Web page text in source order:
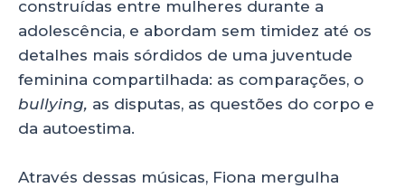
construídas entre mulheres durante a
adolescência, e abordam sem timidez até os
detalhes mais sórdidos de uma juventude
feminina compartilhada: as comparações, o
bullying, as disputas, as questões do corpo e
da autoestima.
Através dessas músicas, Fiona mergulha